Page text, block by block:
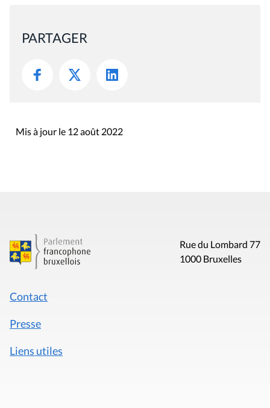
PARTAGER
Mis à jour le 12 août 2022
Rue du Lombard 77
1000 Bruxelles
Contact
Presse
Liens utiles